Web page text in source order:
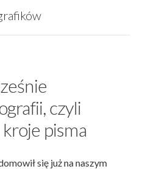
czyli
pisma
się już na naszym